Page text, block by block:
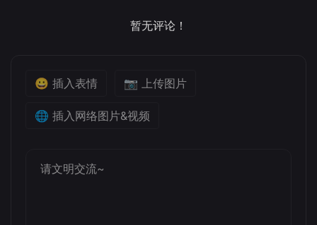
暂无评论！
😀 插入表情 📷 上传图片
🌐 插入网络图片&视频